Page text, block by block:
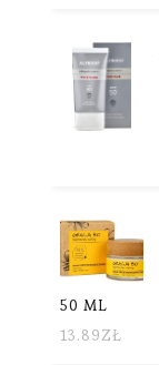
50 ML
13.89ZŁ